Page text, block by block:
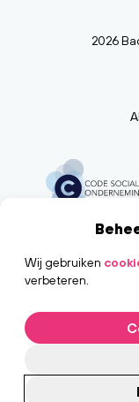
Wij gebruiken
verbeteren.
2026